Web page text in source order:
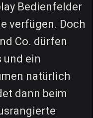
Bedienfelder
verfügen. Doch
Co. dürfen
und ein
natürlich
dann beim